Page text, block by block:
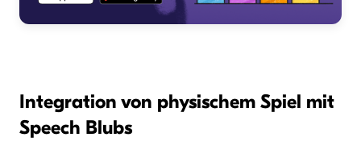
Integration von physischem Spiel mit
Speech Blubs